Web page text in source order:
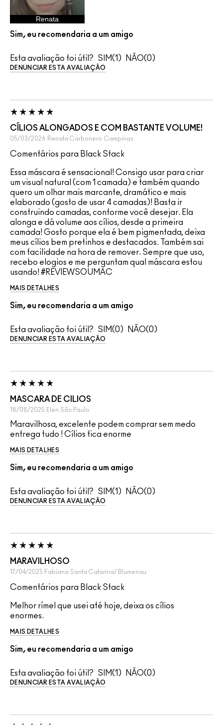
Renata
Sim, eu recomendaria a um amigo
Esta avaliação foi útil? 1 0
DENUNCIAR ESTA AVALIAÇÃO
CÍLIOS ALONGADOS E COM BASTANTE VOLUME!
05/03/2026 Renata Carbonero Campinas
Comentários para Black Stack
Essa máscara é sensacional! Consigo usar para criar
um visual natural (com 1 camada) e também quando
quero um olhar mais marcante, dramático e mais
elaborado (gosto de usar 4 camadas)! Basta ir
construindo camadas, conforme você desejar. Ela
alonga e dá volume aos cílios, desde a primeira
camada! Gosto porque ela é bem pigmentada, deixa
meus cílios bem pretinhos e destacados. Também sai
com facilidade na hora de remover. Sempre que uso,
recebo elogios e me perguntam qual máscara estou
usando! #REVIEWSOUMAC
MAIS DETALHES
Sim, eu recomendaria a um amigo
Esta avaliação foi útil? 0 0
DENUNCIAR ESTA AVALIAÇÃO
MASCARA DE CILIOS
18/08/2025 Elen São Paulo
Maravilhosa, excelente podem comprar sem medo
entrega tudo ! Cílios fica enorme
MAIS DETALHES
Sim, eu recomendaria a um amigo
Esta avaliação foi útil? 1 0
DENUNCIAR ESTA AVALIAÇÃO
MARAVILHOSO
17/04/2025 Fabiana Santa Catarina/ Blumenau
Comentários para Black Stack
Melhor rímel que usei até hoje, deixa os cílios
enormes.
MAIS DETALHES
Sim, eu recomendaria a um amigo
Esta avaliação foi útil? 1 0
DENUNCIAR ESTA AVALIAÇÃO